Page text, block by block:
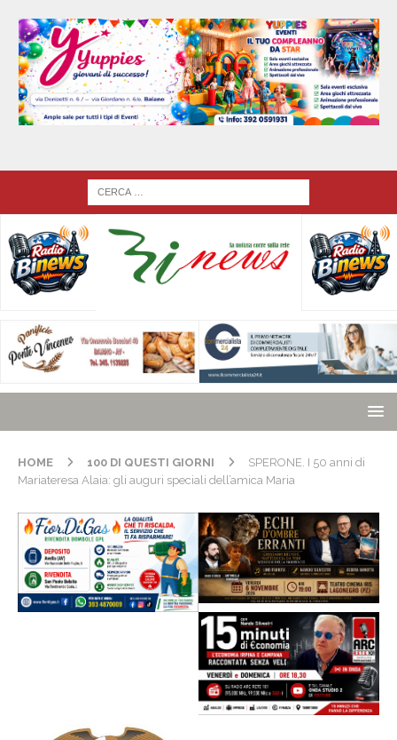
HOME 100 DI QUESTI GIORNI
SPERONE. I 50 anni di
Mariateresa Alaia: gli auguri speciali dell’amica Maria